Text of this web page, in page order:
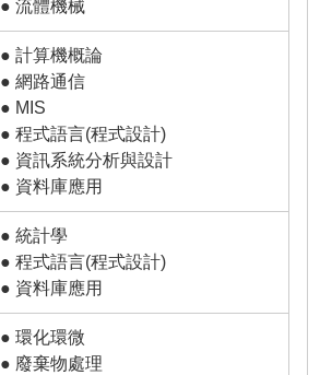
● 流體機械
● 計算機概論
● 網路通信
● MIS
● 程式語言(程式設計)
● 資訊系統分析與設計
● 資料庫應用
● 統計學
● 程式語言(程式設計)
● 資料庫應用
● 環化環微
● 廢棄物處理